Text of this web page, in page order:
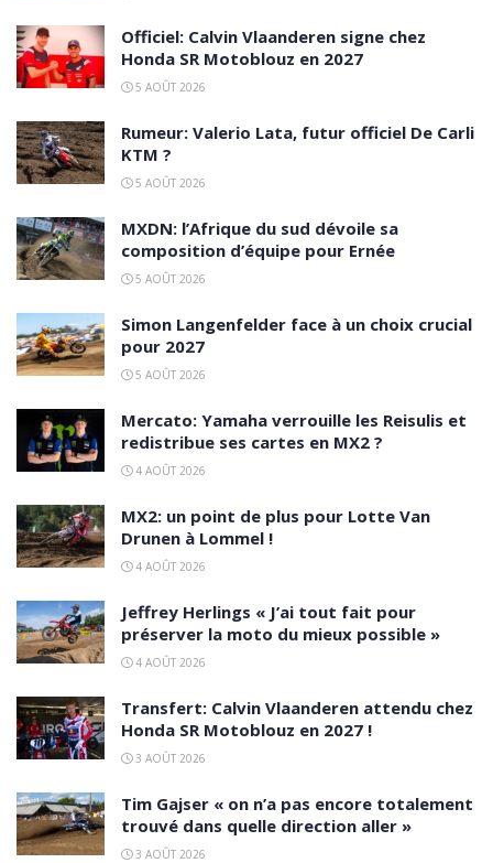
Officiel: Calvin Vlaanderen signe chez
Honda SR Motoblouz en 2027
5 AOÛT 2026
Rumeur: Valerio Lata, futur officiel De Carli
KTM ?
5 AOÛT 2026
MXDN: l’Afrique du sud dévoile sa
composition d’équipe pour Ernée
5 AOÛT 2026
Simon Langenfelder face à un choix crucial
pour 2027
5 AOÛT 2026
Mercato: Yamaha verrouille les Reisulis et
redistribue ses cartes en MX2 ?
4 AOÛT 2026
MX2: un point de plus pour Lotte Van
Drunen à Lommel !
4 AOÛT 2026
Jeffrey Herlings « J’ai tout fait pour
préserver la moto du mieux possible »
4 AOÛT 2026
Transfert: Calvin Vlaanderen attendu chez
Honda SR Motoblouz en 2027 !
3 AOÛT 2026
Tim Gajser « on n’a pas encore totalement
trouvé dans quelle direction aller »
3 AOÛT 2026